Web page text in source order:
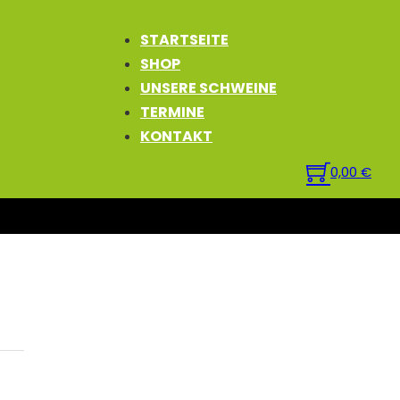
STARTSEITE
SHOP
UNSERE SCHWEINE
TERMINE
KONTAKT
0,00 €